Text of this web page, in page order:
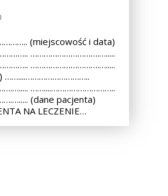
(miejscowość i data)
………………………….….....
………………………….….....
……....………………………..
……....………………………..
(dane pacjenta)
NA LECZENIE…